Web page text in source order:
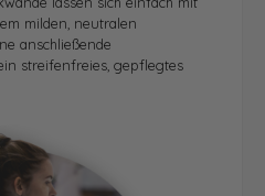
milden, neutralen
anschließende
streifenfreies, gepflegtes